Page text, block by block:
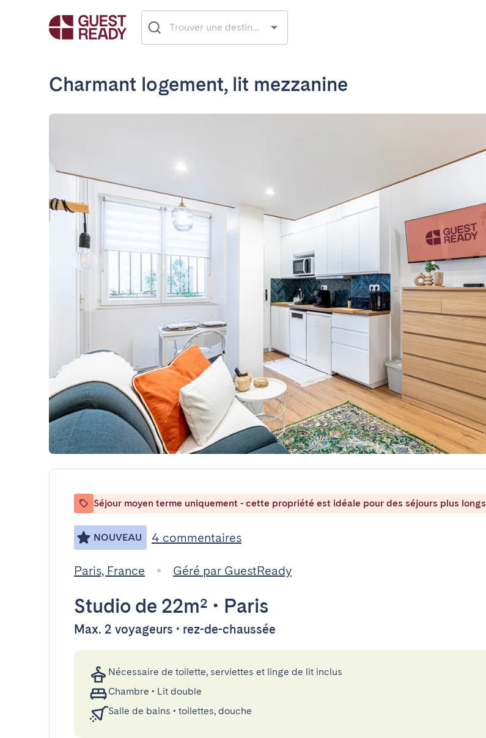
Charmant logement, lit mezzanine
Séjour moyen terme uniquement - cette propriété est idéale pour des séjours plus longs
NOUVEAU 4 commentaires
Paris, France Géré par GuestReady
Studio de 22m² • Paris
Max. 2 voyageurs • rez-de-chaussée
Nécessaire de toilette, serviettes et linge de lit inclus
Chambre • Lit double
Salle de bains • toilettes, douche